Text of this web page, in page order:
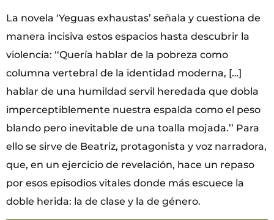
La novela ‘Yeguas exhaustas’ señala y cuestiona de
manera incisiva estos espacios hasta descubrir la
violencia: ‘‘Quería hablar de la pobreza como
columna vertebral de la identidad moderna, […]
hablar de una humildad servil heredada que dobla
imperceptiblemente nuestra espalda como el peso
blando pero inevitable de una toalla mojada.’’ Para
ello se sirve de Beatriz, protagonista y voz narradora,
que, en un ejercicio de revelación, hace un repaso
por esos episodios vitales donde más escuece la
doble herida: la de clase y la de género.